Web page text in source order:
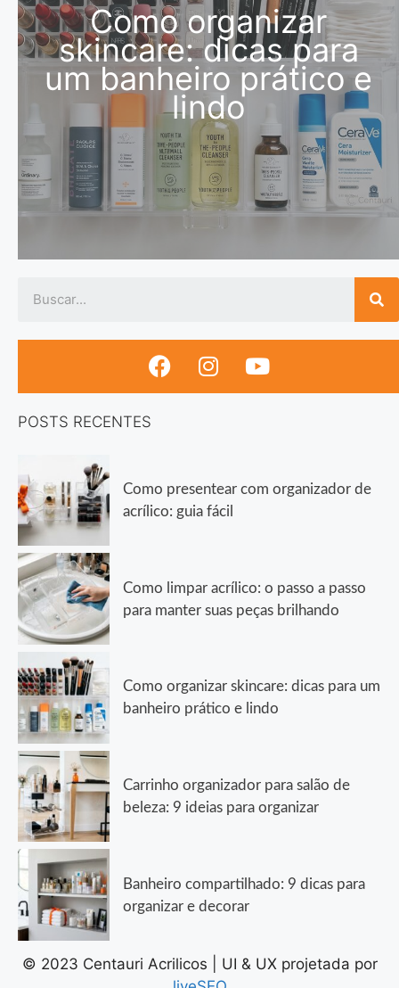
Como organizar
skincare: dicas para
um banheiro prático e
lindo
POSTS RECENTES
Como presentear com organizador de
acrílico: guia fácil
Como limpar acrílico: o passo a passo
para manter suas peças brilhando
Como organizar skincare: dicas para um
banheiro prático e lindo
Carrinho organizador para salão de
beleza: 9 ideias para organizar
Banheiro compartilhado: 9 dicas para
organizar e decorar
© 2023 Centauri Acrilicos | UI & UX projetada por